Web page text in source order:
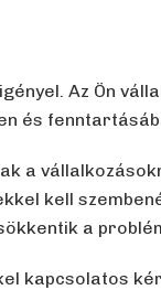
Az Ön
és
a
kell
a
kapcsolatos